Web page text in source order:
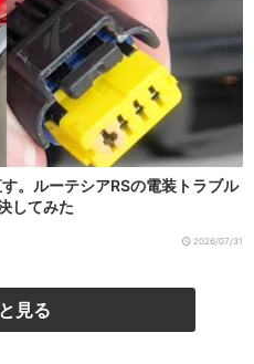
。ルーテシアRSの電装トラブル
してみた
2026/07/31
見る